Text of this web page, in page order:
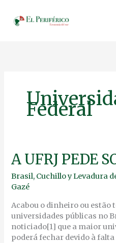
content
Federal
A UFRJ PEDE
Brasil, Cuchillo y Levadura
Gazé
Acabou o dinheiro ou estão
universidades públicas no
noticiado[1] que a maior
poderá fechar devido à
A
UFRJ
PEDE
SOCORRO!